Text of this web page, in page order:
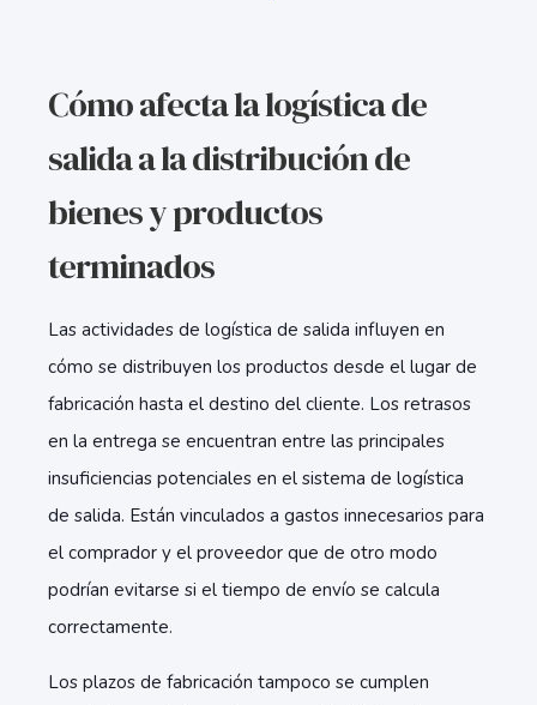
Cómo afecta la logística de
salida a la distribución de
bienes y productos
terminados
Las actividades de logística de salida influyen en
cómo se distribuyen los productos desde el lugar de
fabricación hasta el destino del cliente. Los retrasos
en la entrega se encuentran entre las principales
insuficiencias potenciales en el sistema de logística
de salida. Están vinculados a gastos innecesarios para
el comprador y el proveedor que de otro modo
podrían evitarse si el tiempo de envío se calcula
correctamente.
Los plazos de fabricación tampoco se cumplen